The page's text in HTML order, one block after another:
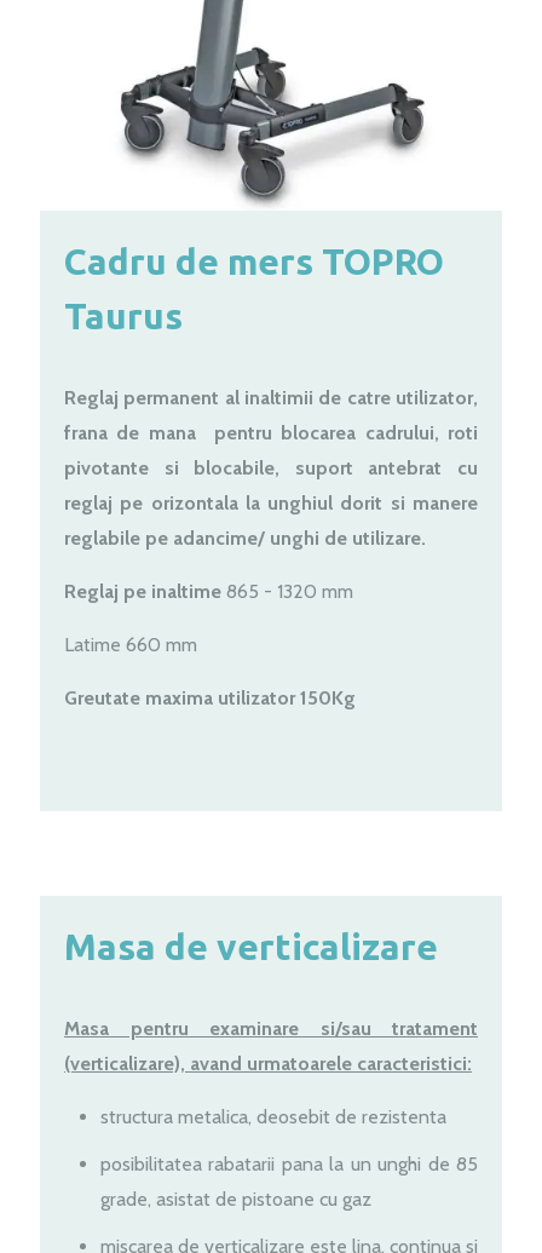
Cadru de mers TOPRO
Taurus
Reglaj permanent al inaltimii de catre utilizator,
frana de mana pentru blocarea cadrului, roti
pivotante si blocabile, suport antebrat cu
reglaj pe orizontala la unghiul dorit si manere
reglabile pe adancime/ unghi de utilizare.
Reglaj pe inaltime 865 - 1320 mm
Latime 660 mm
Greutate maxima utilizator 150Kg
Masa de verticalizare
Masa pentru examinare si/sau tratament
(verticalizare), avand urmatoarele caracteristici:
structura metalica, deosebit de rezistenta
posibilitatea rabatarii pana la un unghi de 85
grade, asistat de pistoane cu gaz
miscarea de verticalizare este lina, continua si